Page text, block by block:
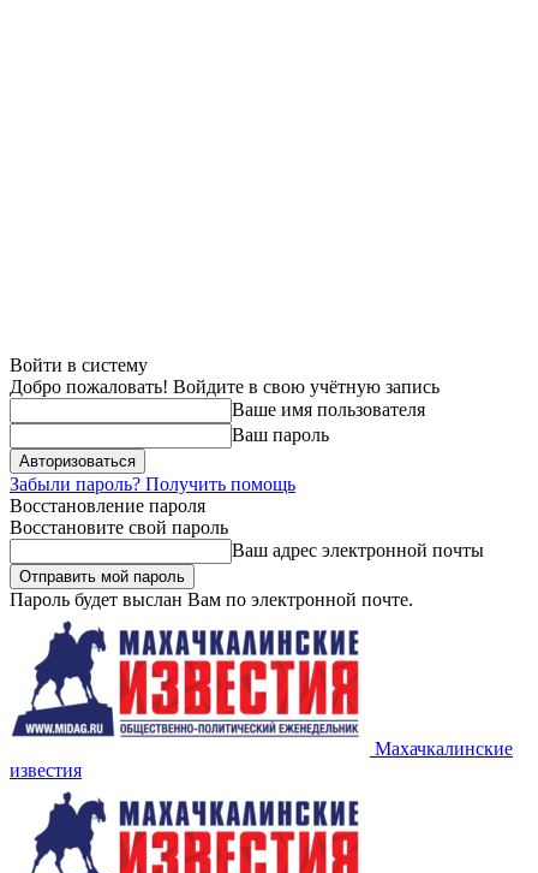
Войти в систему
Добро пожаловать! Войдите в свою учётную запись
Ваше имя пользователя
Ваш пароль
Забыли пароль? Получить помощь
Восстановление пароля
Восстановите свой пароль
Ваш адрес электронной почты
Пароль будет выслан Вам по электронной почте.
Махачкалинские
известия